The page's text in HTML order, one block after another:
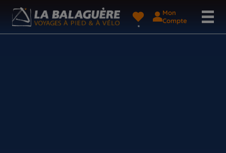
Mon
Compte